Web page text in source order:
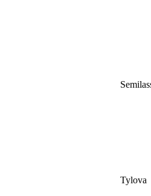
Tylova